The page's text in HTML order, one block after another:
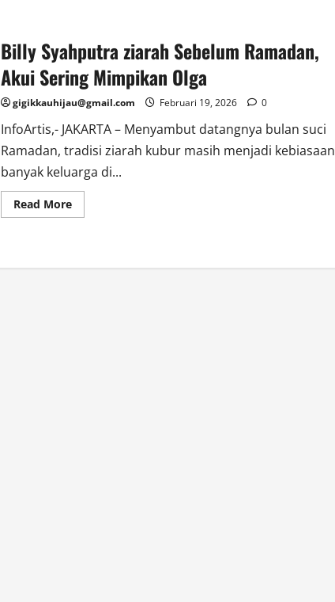
Billy Syahputra ziarah Sebelum Ramadan,
Akui Sering Mimpikan Olga
gigikkauhijau@gmail.com Februari 19, 2026 0
InfoArtis,- JAKARTA – Menyambut datangnya bulan suci
Ramadan, tradisi ziarah kubur masih menjadi kebiasaan
banyak keluarga di...
Read MoreRead
more
Sebelum